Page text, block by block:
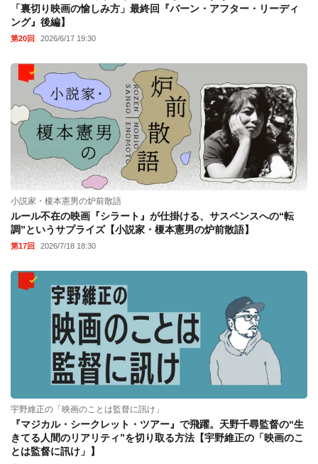
「裏切り映画の愉しみ方」最終回『バーン・アフター・リーディ
ング』後編】
第20回 2026/6/17 19:30
小説家・榎本憲男の炉前散語
ルール不在の映画『シラート』が仕掛ける、サスペンスへの“転
調”というサプライズ【小説家・榎本憲男の炉前散語】
第17回 2026/7/18 18:30
宇野維正の「映画のことは監督に訊け」
『マジカル・シークレット・ツアー』で飛躍。天野千尋監督の“生
きてる人間のリアリティ”を切り取る方法【宇野維正の「映画のこ
とは監督に訊け」】